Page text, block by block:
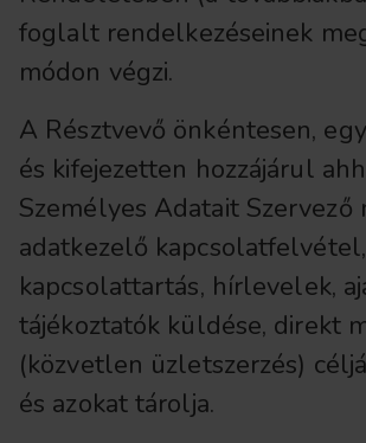
foglalt rendelkezéseinek
módon végzi.
A Résztvevő önkéntesen,
és kifejezetten hozzájárul
Személyes Adatait Szervező
adatkezelő kapcsolatfelvétel,
kapcsolattartás, hírlevelek,
tájékoztatók küldése, direkt
(közvetlen üzletszerzés)
és azokat tárolja.